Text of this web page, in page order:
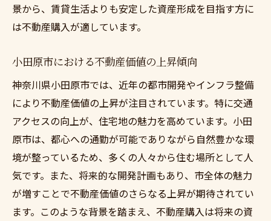
小田原市での住まい探しの基本ステップ
地元の不動産業者と共に進める小田原市での物
信頼できる不動産業者の選び方
地元専門家から得られる物件情報の活用
不動産業者との効果的なコミュニケーショ
ン法
物件見学時のチェックポイント
契約時に注意すべき法律事項
アフターサポートの重要性
将来の資産価値を見据えた小田原市での不動産
景から、賃貸生活よりも安定した資産形成を目指す方に
は不動産購入が適しています。
小田原市における不動産価値の上昇傾向
神奈川県小田原市では、近年の都市開発やインフラ整備
により不動産価値の上昇が注目されています。特に交通
アクセスの向上が、住宅地の魅力を高めています。小田
原市は、都心への通勤が可能でありながら自然豊かな環
境が整っているため、多くの人々から住む場所として人
気です。また、将来的な開発計画もあり、市全体の魅力
が増すことで不動産価値のさらなる上昇が期待されてい
ます。このような背景を踏まえ、不動産購入は将来の資